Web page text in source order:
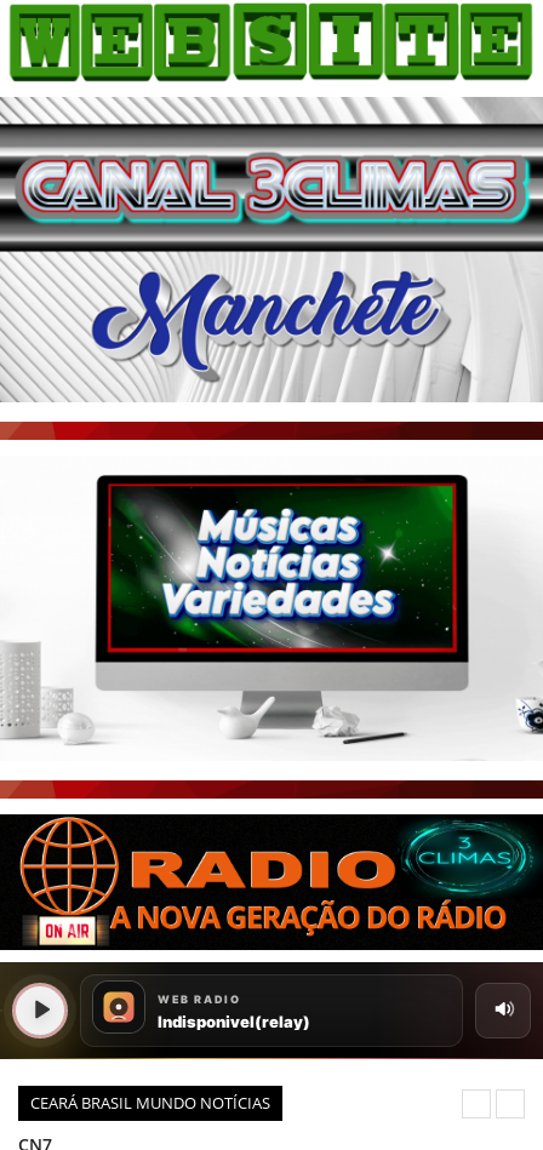
CEARÁ BRASIL MUNDO NOTÍCIAS
CN7
HOME
COMO ANUNCIAR
JORNAIS DO BRASIL
PODCAST/NOTÍCIAS
AS NOTÍCIAS DO DIA
ACONTECEU...VIROU MANCHETE!
BLOGS & COLUNAS
AGÊNCIA DE NOTÍCIAS
CNN BRASIL
PORTAL CEARÁ
ÚLTIMAS POSTAGENS
BOAS NOTÍCIAS...VIRAM MANCHETE!
CEARÁ BRASIL NOTÍCIAS
CEARÁ BRASIL MUNDO 1
BRASIL DE FATO
NOTÍCIAS GERAIS
CONECTE-SE
REGISTO